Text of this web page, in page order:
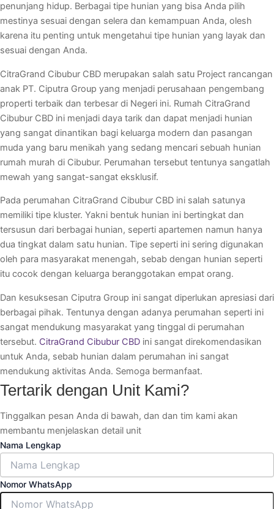
penunjang hidup. Berbagai tipe hunian yang bisa Anda pilih
mestinya sesuai dengan selera dan kemampuan Anda, olesh
karena itu penting untuk mengetahui tipe hunian yang layak dan
sesuai dengan Anda.
CitraGrand Cibubur CBD merupakan salah satu Project rancangan
anak PT. Ciputra Group yang menjadi perusahaan pengembang
properti terbaik dan terbesar di Negeri ini. Rumah CitraGrand
Cibubur CBD ini menjadi daya tarik dan dapat menjadi hunian
yang sangat dinantikan bagi keluarga modern dan pasangan
muda yang baru menikah yang sedang mencari sebuah hunian
rumah murah di Cibubur. Perumahan tersebut tentunya sangatlah
mewah yang sangat-sangat eksklusif.
Pada perumahan CitraGrand Cibubur CBD ini salah satunya
memiliki tipe kluster. Yakni bentuk hunian ini bertingkat dan
tersusun dari berbagai hunian, seperti apartemen namun hanya
dua tingkat dalam satu hunian. Tipe seperti ini sering digunakan
oleh para masyarakat menengah, sebab dengan hunian seperti
itu cocok dengan keluarga beranggotakan empat orang.
Dan kesuksesan Ciputra Group ini sangat diperlukan apresiasi dari
berbagai pihak. Tentunya dengan adanya perumahan seperti ini
sangat mendukung masyarakat yang tinggal di perumahan
tersebut. CitraGrand Cibubur CBD ini sangat direkomendasikan
untuk Anda, sebab hunian dalam perumahan ini sangat
mendukung aktivitas Anda. Semoga bermanfaat.
Tertarik dengan Unit Kami?
Tinggalkan pesan Anda di bawah, dan dan tim kami akan
membantu menjelaskan detail unit
Nama Lengkap
Nomor WhatsApp